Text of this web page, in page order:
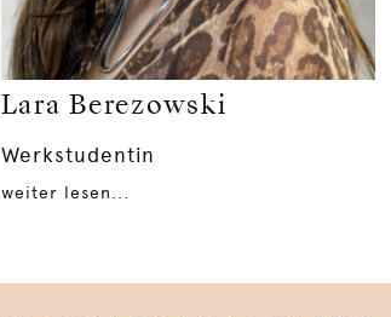
Lara Berezowski
Werkstudentin
weiter lesen...